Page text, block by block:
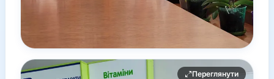
Переглянути